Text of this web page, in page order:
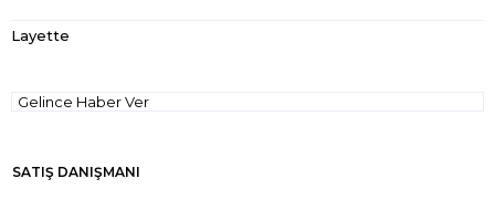
Layette
Gelince Haber Ver
SATIŞ DANIŞMANI